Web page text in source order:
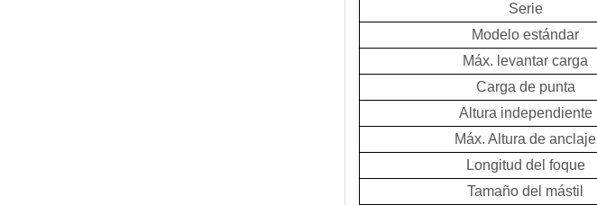
Serie
Modelo estándar
Máx. levantar carga
Carga de punta
Altura independiente
Máx. Altura de anclaje
Longitud del foque
Tamaño del mástil